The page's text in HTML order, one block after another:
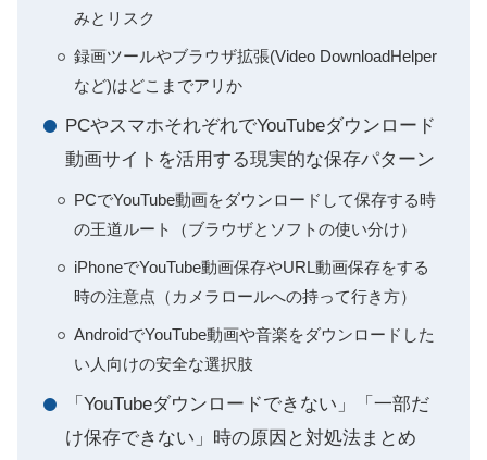
みとリスク
録画ツールやブラウザ拡張(Video DownloadHelper
など)はどこまでアリか
PCやスマホそれぞれでYouTubeダウンロード
動画サイトを活用する現実的な保存パターン
PCでYouTube動画をダウンロードして保存する時
の王道ルート（ブラウザとソフトの使い分け）
iPhoneでYouTube動画保存やURL動画保存をする
時の注意点（カメラロールへの持って行き方）
AndroidでYouTube動画や音楽をダウンロードした
い人向けの安全な選択肢
「YouTubeダウンロードできない」「一部だ
け保存できない」時の原因と対処法まとめ